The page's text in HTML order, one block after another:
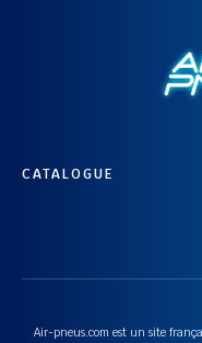
CATALOGUE
Air-pneus.com est un site